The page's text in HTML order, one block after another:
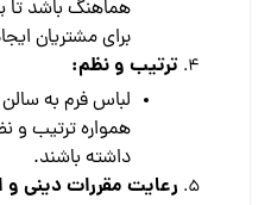
هماهنگ باشد تا
برای مشتریان
ترتیب و نظم:
لباس فرم به
همواره ترتیب
داشته باشند.
رعایت مقررات دینی و